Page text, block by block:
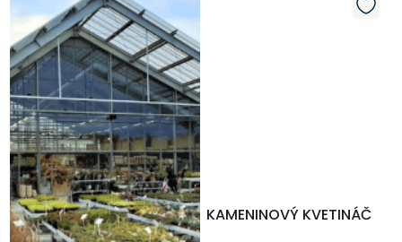
KAMENINOVÝ KVETINÁČ